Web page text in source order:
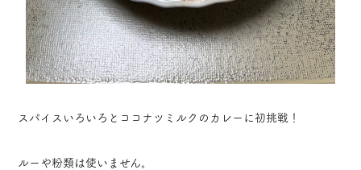
スパイスいろいろとココナツミルクのカレーに初挑戦！
ルーや粉類は使いません。